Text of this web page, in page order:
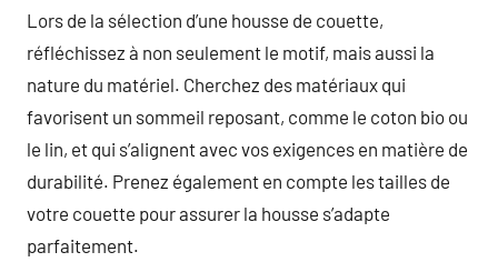
Lors de la sélection d’une housse de couette,
réfléchissez à non seulement le motif, mais aussi la
nature du matériel. Cherchez des matériaux qui
favorisent un sommeil reposant, comme le coton bio ou
le lin, et qui s’alignent avec vos exigences en matière de
durabilité. Prenez également en compte les tailles de
votre couette pour assurer la housse s’adapte
parfaitement.